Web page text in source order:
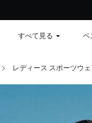
すべて見る ベ
レディース スポーツウ